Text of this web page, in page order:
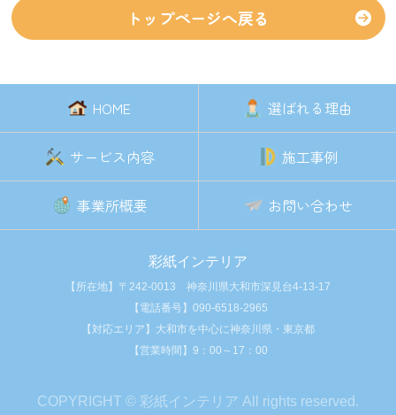
トップページへ戻る
HOME 選ばれる理由
サービス内容 施工事例
事業所概要 お問い合わせ
彩紙インテリア
【所在地】〒242-0013 神奈川県大和市深見台4-13-17
【電話番号】 090-6518-2965
【対応エリア】大和市を中心に神奈川県・東京都
【営業時間】9：00～17：00
COPYRIGHT © 彩紙インテリア All rights reserved.